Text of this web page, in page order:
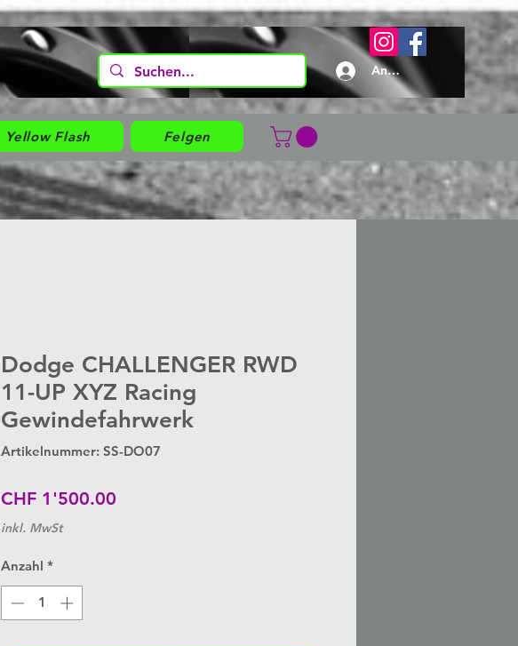
Anmelden
Yellow Flash Felgen
Dodge CHALLENGER RWD
11-UP XYZ Racing
Gewindefahrwerk
Artikelnummer: SS-DO07
CHF 1'500.00
inkl. MwSt
Anzahl *